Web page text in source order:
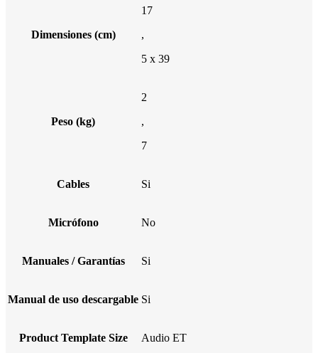
Dimensiones (cm)
17
,
5 x 39
Peso (kg)
2
,
7
Cables Si
Micrófono No
Manuales / Garantías Si
Manual de uso descargable Si
Product Template Size Audio ET